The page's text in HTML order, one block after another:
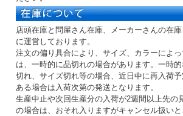
店頭在庫と問屋さん在庫、メーカーさんの在
に運営しております。
注文の偏り具合により、サイズ、カラーによっ
は、一時的に品切れの場合があります。一時的
切れ、サイズ切れ等の場合、近日中に再入荷
ある場合は入荷次第の発送となります。
生産中止や次回生産分の入荷が2週間以上先の
の場合は、おそれ入りますがキャンセル扱い